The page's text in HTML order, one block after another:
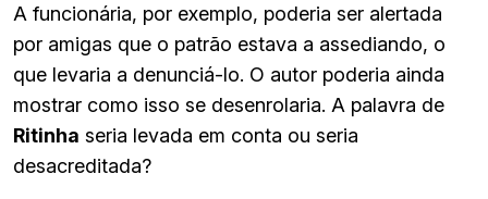
A funcionária, por exemplo, poderia ser alertada
por amigas que o patrão estava a assediando, o
que levaria a denunciá-lo. O autor poderia ainda
mostrar como isso se desenrolaria. A palavra de
Ritinha seria levada em conta ou seria
desacreditada?